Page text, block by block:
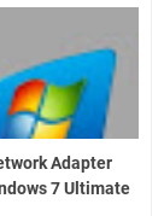
Adapter
7 Ultimate